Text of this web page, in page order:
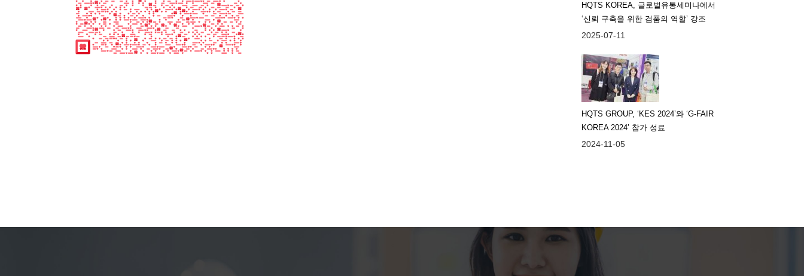
HQTS KOREA, 글로벌유통세미나에서
‘신뢰 구축을 위한 검품의 역할’ 강조
2025-07-11
HQTS GROUP, ‘KES 2024’와 ‘G-FAIR
KOREA 2024’ 참가 성료
2024-11-05